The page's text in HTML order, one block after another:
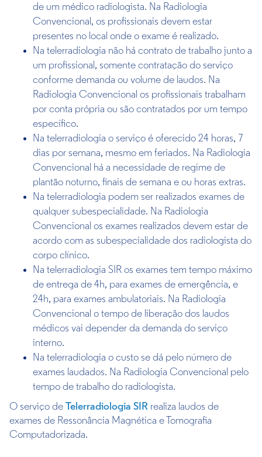
de um médico radiologista. Na Radiologia
Convencional, os profissionais devem estar
presentes no local onde o exame é realizado.
Na telerradiologia não há contrato de trabalho junto a
um profissional, somente contratação do serviço
conforme demanda ou volume de laudos. Na
Radiologia Convencional os profissionais trabalham
por conta própria ou são contratados por um tempo
específico.
Na telerradiologia o serviço é oferecido 24 horas, 7
dias por semana, mesmo em feriados. Na Radiologia
Convencional há a necessidade de regime de
plantão noturno, finais de semana e ou horas extras.
Na telerradiologia podem ser realizados exames de
qualquer subespecialidade. Na Radiologia
Convencional os exames realizados devem estar de
acordo com as subespecialidade dos radiologista do
corpo clínico.
Na telerradiologia SIR os exames tem tempo máximo
de entrega de 4h, para exames de emergência, e
24h, para exames ambulatoriais. Na Radiologia
Convencional o tempo de liberação dos laudos
médicos vai depender da demanda do serviço
interno.
Na telerradiologia o custo se dá pelo número de
exames laudados. Na Radiologia Convencional pelo
tempo de trabalho do radiologista.
O serviço deTelerradiologia SIR realiza laudos de
exames de Ressonância Magnética e Tomografia
Computadorizada.